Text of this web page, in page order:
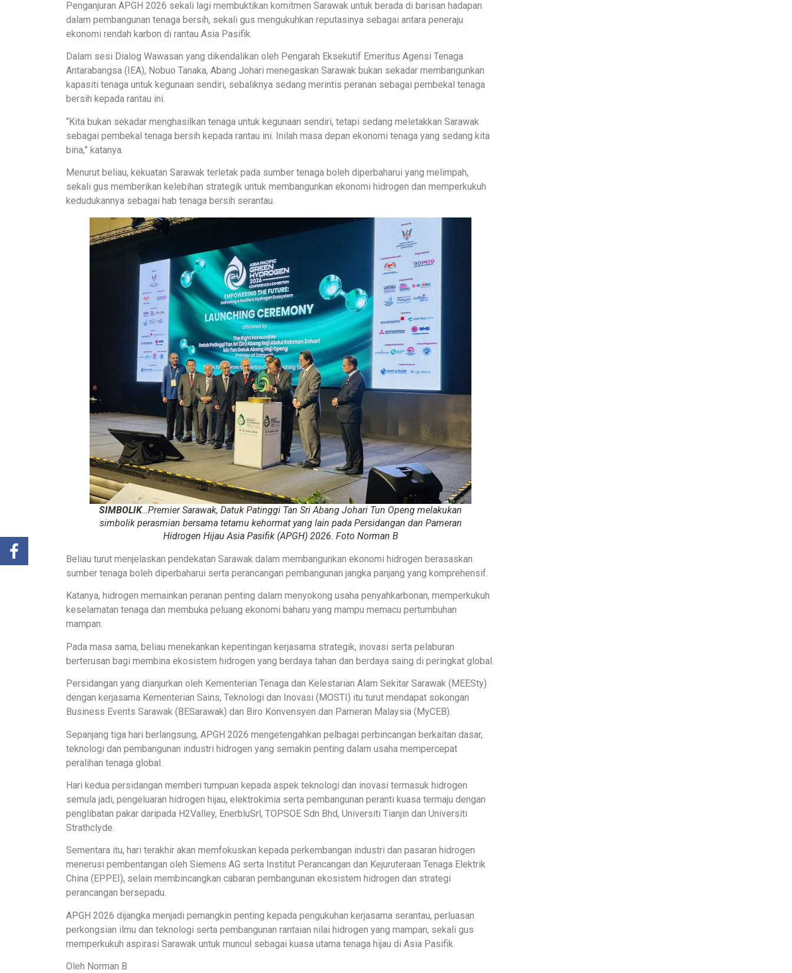
Penganjuran APGH 2026 sekali lagi membuktikan komitmen Sarawak untuk berada di barisan hadapan
dalam pembangunan tenaga bersih, sekali gus mengukuhkan reputasinya sebagai antara peneraju
ekonomi rendah karbon di rantau Asia Pasifik.
Dalam sesi Dialog Wawasan yang dikendalikan oleh Pengarah Eksekutif Emeritus Agensi Tenaga
Antarabangsa (IEA), Nobuo Tanaka, Abang Johari menegaskan Sarawak bukan sekadar membangunkan
kapasiti tenaga untuk kegunaan sendiri, sebaliknya sedang merintis peranan sebagai pembekal tenaga
bersih kepada rantau ini.
“Kita bukan sekadar menghasilkan tenaga untuk kegunaan sendiri, tetapi sedang meletakkan Sarawak
sebagai pembekal tenaga bersih kepada rantau ini. Inilah masa depan ekonomi tenaga yang sedang kita
bina,” katanya.
Menurut beliau, kekuatan Sarawak terletak pada sumber tenaga boleh diperbaharui yang melimpah,
sekali gus memberikan kelebihan strategik untuk membangunkan ekonomi hidrogen dan memperkukuh
kedudukannya sebagai hab tenaga bersih serantau.
SIMBOLIK…Premier Sarawak, Datuk Patinggi Tan Sri Abang Johari Tun Openg melakukan
simbolik perasmian bersama tetamu kehormat yang lain pada Persidangan dan Pameran
Hidrogen Hijau Asia Pasifik (APGH) 2026. Foto Norman B
Beliau turut menjelaskan pendekatan Sarawak dalam membangunkan ekonomi hidrogen berasaskan
sumber tenaga boleh diperbaharui serta perancangan pembangunan jangka panjang yang komprehensif.
Katanya, hidrogen memainkan peranan penting dalam menyokong usaha penyahkarbonan, memperkukuh
keselamatan tenaga dan membuka peluang ekonomi baharu yang mampu memacu pertumbuhan
mampan.
Pada masa sama, beliau menekankan kepentingan kerjasama strategik, inovasi serta pelaburan
berterusan bagi membina ekosistem hidrogen yang berdaya tahan dan berdaya saing di peringkat global.
Persidangan yang dianjurkan oleh Kementerian Tenaga dan Kelestarian Alam Sekitar Sarawak (MEESty)
dengan kerjasama Kementerian Sains, Teknologi dan Inovasi (MOSTI) itu turut mendapat sokongan
Business Events Sarawak (BESarawak) dan Biro Konvensyen dan Pameran Malaysia (MyCEB).
Sepanjang tiga hari berlangsung, APGH 2026 mengetengahkan pelbagai perbincangan berkaitan dasar,
teknologi dan pembangunan industri hidrogen yang semakin penting dalam usaha mempercepat
peralihan tenaga global.
Hari kedua persidangan memberi tumpuan kepada aspek teknologi dan inovasi termasuk hidrogen
semula jadi, pengeluaran hidrogen hijau, elektrokimia serta pembangunan peranti kuasa termaju dengan
penglibatan pakar daripada H2Valley, EnerbluSrl, TOPSOE Sdn Bhd, Universiti Tianjin dan Universiti
Strathclyde.
Sementara itu, hari terakhir akan memfokuskan kepada perkembangan industri dan pasaran hidrogen
menerusi pembentangan oleh Siemens AG serta Institut Perancangan dan Kejuruteraan Tenaga Elektrik
China (EPPEI), selain membincangkan cabaran pembangunan ekosistem hidrogen dan strategi
perancangan bersepadu.
APGH 2026 dijangka menjadi pemangkin penting kepada pengukuhan kerjasama serantau, perluasan
perkongsian ilmu dan teknologi serta pembangunan rantaian nilai hidrogen yang mampan, sekali gus
memperkukuh aspirasi Sarawak untuk muncul sebagai kuasa utama tenaga hijau di Asia Pasifik.
Oleh Norman B